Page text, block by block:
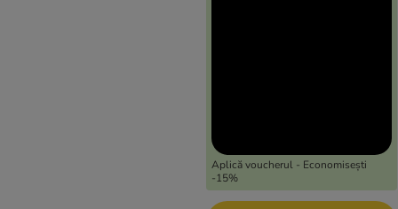
Aplică voucherul - Economisești
-15%